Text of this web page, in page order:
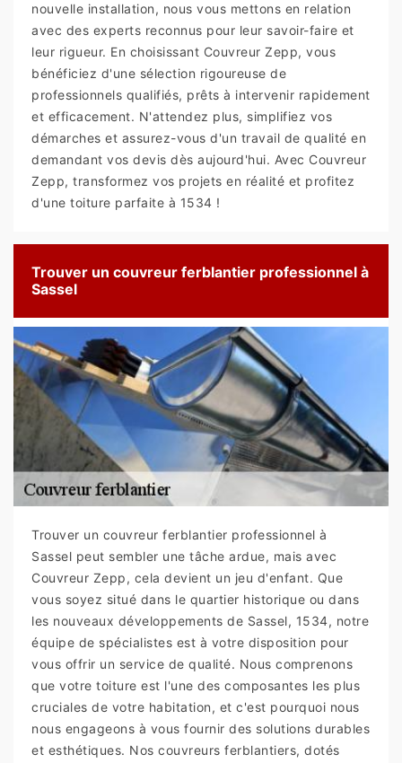
nouvelle installation, nous vous mettons en relation
avec des experts reconnus pour leur savoir-faire et
leur rigueur. En choisissant Couvreur Zepp, vous
bénéficiez d'une sélection rigoureuse de
professionnels qualifiés, prêts à intervenir rapidement
et efficacement. N'attendez plus, simplifiez vos
démarches et assurez-vous d'un travail de qualité en
demandant vos devis dès aujourd'hui. Avec Couvreur
Zepp, transformez vos projets en réalité et profitez
d'une toiture parfaite à 1534 !
Trouver un couvreur ferblantier professionnel à
Sassel
Trouver un couvreur ferblantier professionnel à
Sassel peut sembler une tâche ardue, mais avec
Couvreur Zepp, cela devient un jeu d'enfant. Que
vous soyez situé dans le quartier historique ou dans
les nouveaux développements de Sassel, 1534, notre
équipe de spécialistes est à votre disposition pour
vous offrir un service de qualité. Nous comprenons
que votre toiture est l'une des composantes les plus
cruciales de votre habitation, et c'est pourquoi nous
nous engageons à vous fournir des solutions durables
et esthétiques. Nos couvreurs ferblantiers, dotés